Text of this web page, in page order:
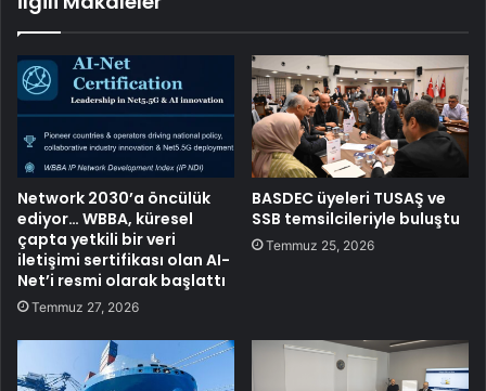
Network 2030’a öncülük
ediyor… WBBA, küresel
çapta yetkili bir veri
iletişimi sertifikası olan AI-
Net’i resmi olarak başlattı
Temmuz 27, 2026
BASDEC üyeleri TUSAŞ ve
SSB temsilcileriyle buluştu
Temmuz 25, 2026